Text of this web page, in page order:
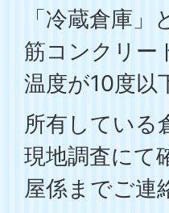
「冷蔵倉庫
筋コンクリー
温度が10度以
所有している
現地調査にて
屋係までご連